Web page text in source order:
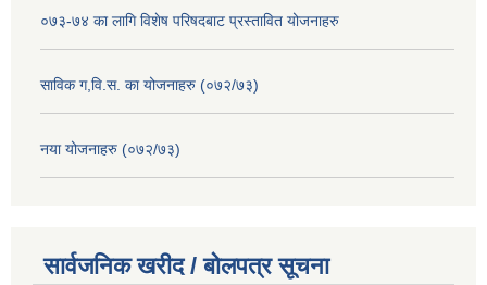
०७३-७४ का लागि विशेष परिषदबाट प्रस्तावित योजनाहरु
साविक ग,वि.स. का योजनाहरु (०७२/७३)
नया योजनाहरु (०७२/७३)
सार्वजनिक खरीद / बोलपत्र सूचना